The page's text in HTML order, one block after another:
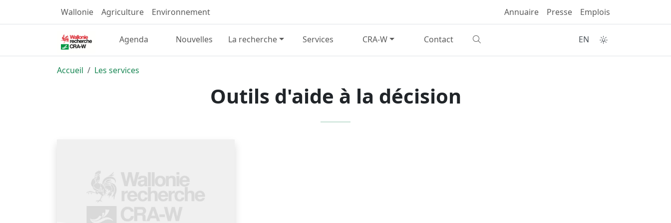
Wallonie Agriculture Environnement Annuaire Presse Emplois
Agenda Nouvelles La recherche Services CRA-W Contact EN
Accueil Les services
Outils d'aide à la décision